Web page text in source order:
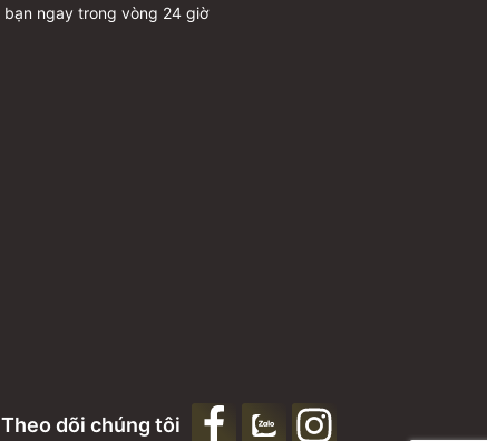
bạn ngay trong vòng 24 giờ
Theo dõi chúng tôi